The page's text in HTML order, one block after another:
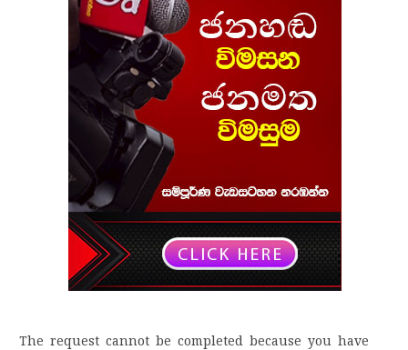
The request cannot be completed because you have